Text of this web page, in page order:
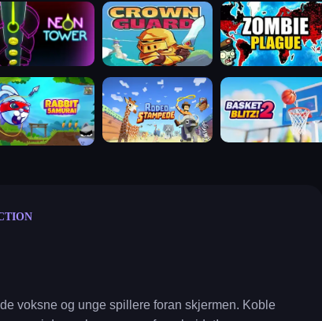
tower crown guard zombie plague
samurai rodeo stampede basket blitz
voksne og unge spillere foran skjermen. Koble